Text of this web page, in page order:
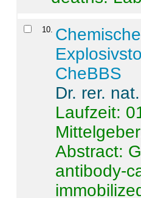
10
CheBBS
Dr. rer.
Laufzeit:
Abstract:
antibody-